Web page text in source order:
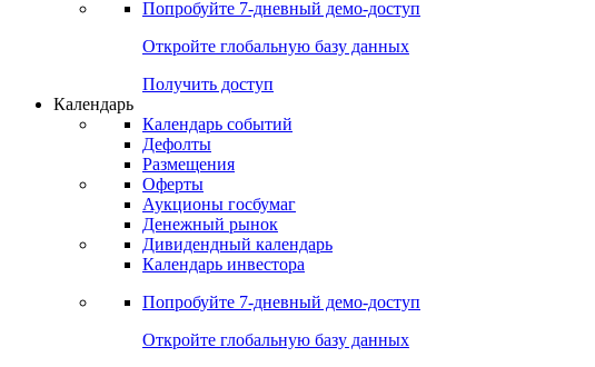
Попробуйте 7-дневный демо-доступ
Откройте глобальную базу данных
Получить доступ
Календарь
Календарь событий
Дефолты
Размещения
Оферты
Аукционы госбумаг
Денежный рынок
Дивидендный календарь
Календарь инвестора
Попробуйте 7-дневный демо-доступ
Откройте глобальную базу данных